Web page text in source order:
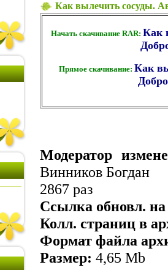
Как вылечить сосуды.
Начать скачивание RAR: Как
Прямое скачивание: Как
Модератор
Винников Богдан
2867 раз
Ссылка обновл. на
Колл. страниц в
Формат файла
Размер: 4,65 Mb